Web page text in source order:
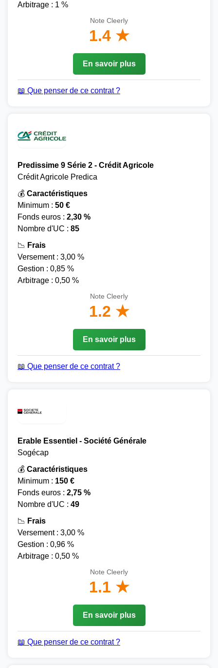
Arbitrage : 1 %
Note Cleerly
1.4 ★
En savoir plus
📖 Que penser de ce contrat ?
Predissime 9 Série 2 - Crédit Agricole
Crédit Agricole Predica
💰 Caractéristiques
Minimum : 50 €
Fonds euros : 2,30 %
Nombre d'UC : 85
📉 Frais
Versement : 3,00 %
Gestion : 0,85 %
Arbitrage : 0,50 %
Note Cleerly
1.2 ★
En savoir plus
📖 Que penser de ce contrat ?
Erable Essentiel - Société Générale
Sogécap
💰 Caractéristiques
Minimum : 150 €
Fonds euros : 2,75 %
Nombre d'UC : 49
📉 Frais
Versement : 3,00 %
Gestion : 0,96 %
Arbitrage : 0,50 %
Note Cleerly
1.1 ★
En savoir plus
📖 Que penser de ce contrat ?